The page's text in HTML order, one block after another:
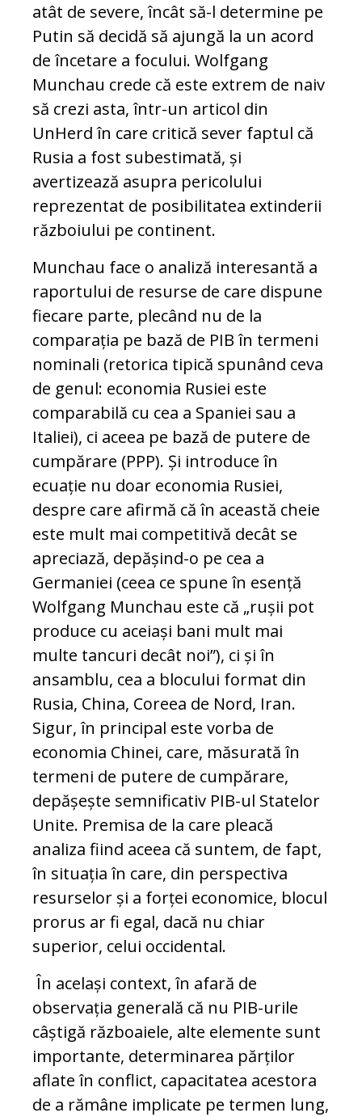
atât de severe, încât să-l determine pe
Putin să decidă să ajungă la un acord
de încetare a focului. Wolfgang
Munchau crede că este extrem de naiv
să crezi asta, într-un articol din
UnHerd în care critică sever faptul că
Rusia a fost subestimată, și
avertizează asupra pericolului
reprezentat de posibilitatea extinderii
războiului pe continent.
Munchau face o analiză interesantă a
raportului de resurse de care dispune
fiecare parte, plecând nu de la
comparația pe bază de PIB în termeni
nominali (retorica tipică spunând ceva
de genul: economia Rusiei este
comparabilă cu cea a Spaniei sau a
Italiei), ci aceea pe bază de putere de
cumpărare (PPP). Și introduce în
ecuație nu doar economia Rusiei,
despre care afirmă că în această cheie
este mult mai competitivă decât se
apreciază, depășind-o pe cea a
Germaniei (ceea ce spune în esență
Wolfgang Munchau este că „rușii pot
produce cu aceiași bani mult mai
multe tancuri decât noi”), ci și în
ansamblu, cea a blocului format din
Rusia, China, Coreea de Nord, Iran.
Sigur, în principal este vorba de
economia Chinei, care, măsurată în
termeni de putere de cumpărare,
depășește semnificativ PIB-ul Statelor
Unite. Premisa de la care pleacă
analiza fiind aceea că suntem, de fapt,
în situația în care, din perspectiva
resurselor și a forței economice, blocul
prorus ar fi egal, dacă nu chiar
superior, celui occidental.
În același context, în afară de
observația generală că nu PIB-urile
câștigă războaiele, alte elemente sunt
importante, determinarea părților
aflate în conflict, capacitatea acestora
de a rămâne implicate pe termen lung,